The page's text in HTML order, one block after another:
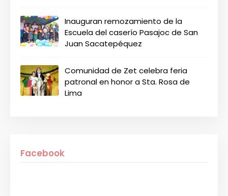
Inauguran remozamiento de la
Escuela del caserío Pasajoc de San
Juan Sacatepéquez
Comunidad de Zet celebra feria
patronal en honor a Sta. Rosa de
Lima
Facebook